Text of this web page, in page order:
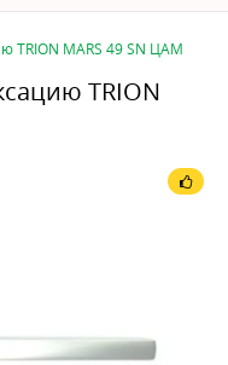
TRION MARS 49 SN ЦАМ
TRION